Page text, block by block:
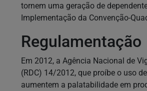
tornem uma geração de
Implementação da Convenção-
Regulamentação
Em 2012, a Agência Nacional de
(RDC) 14/2012, que proíbe o uso
aumentem a palatabilidade em